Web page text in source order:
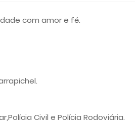
com amor e fé.
Civil e Polícia Rodoviária.